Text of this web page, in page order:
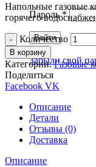
Пароль*
Войти
Забыли свой
Напольные газовые
горячего
Количество
В корзину
Категории:Газовые
Поделиться
Facebook VK
Описание
Детали
Отзывы (0)
Доставка
Описание